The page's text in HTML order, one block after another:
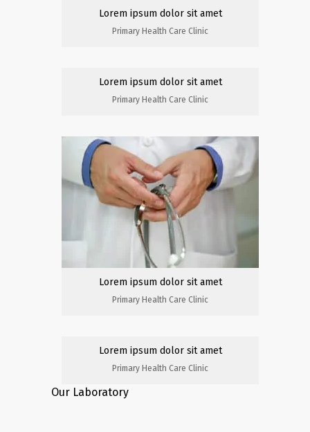
Lorem ipsum dolor sit amet
Primary Health Care Clinic
Lorem ipsum dolor sit amet
Primary Health Care Clinic
Lorem ipsum dolor sit amet
Primary Health Care Clinic
Lorem ipsum dolor sit amet
Primary Health Care Clinic
Our Laboratory